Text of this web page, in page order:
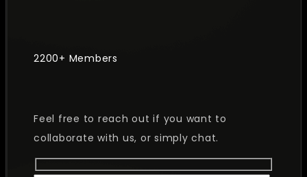
2200+ Members
Feel free to reach out if you want to
collaborate with us, or simply chat.